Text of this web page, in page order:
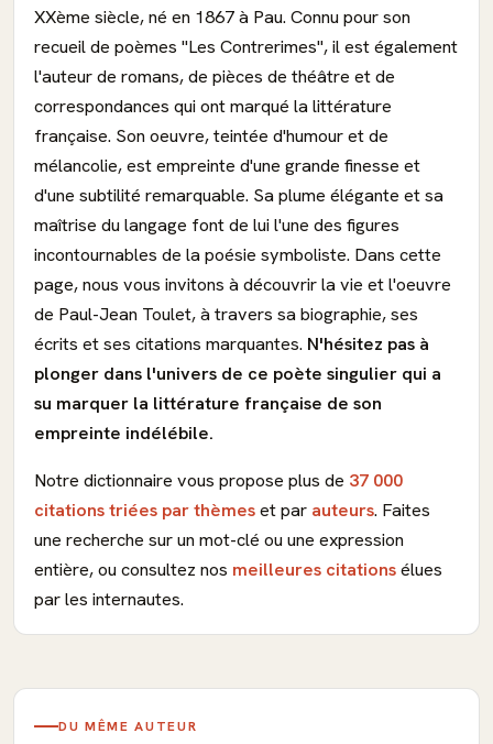
XXème siècle, né en 1867 à Pau. Connu pour son
recueil de poèmes "Les Contrerimes", il est également
l'auteur de romans, de pièces de théâtre et de
correspondances qui ont marqué la littérature
française. Son oeuvre, teintée d'humour et de
mélancolie, est empreinte d'une grande finesse et
d'une subtilité remarquable. Sa plume élégante et sa
maîtrise du langage font de lui l'une des figures
incontournables de la poésie symboliste. Dans cette
page, nous vous invitons à découvrir la vie et l'oeuvre
de Paul-Jean Toulet, à travers sa biographie, ses
écrits et ses citations marquantes. N'hésitez pas à
plonger dans l'univers de ce poète singulier qui a
su marquer la littérature française de son
empreinte indélébile.
Notre dictionnaire vous propose plus de 37 000
citations triées par thèmeset par auteurs. Faites
une recherche sur un mot-clé ou une expression
entière, ou consultez nos meilleures citationsélues
par les internautes.
DU MÊME AUTEUR